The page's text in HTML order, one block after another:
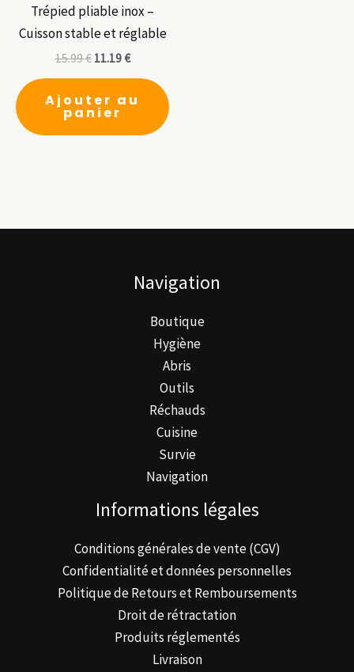
Trépied pliable inox –
Cuisson stable et réglable
15.99€ 11.19€
Ajouter au
panier
Navigation
Boutique
Hygiène
Abris
Outils
Réchauds
Cuisine
Survie
Navigation
Informations légales
Conditions générales de vente (CGV)
Confidentialité et données personnelles
Politique de Retours et Remboursements
Droit de rétractation
Produits réglementés
Livraison